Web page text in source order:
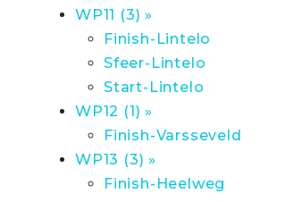
WP11 (3) »
Finish-Lintelo
Sfeer-Lintelo
Start-Lintelo
WP12 (1) »
Finish-Varsseveld
WP13 (3) »
Finish-Heelweg